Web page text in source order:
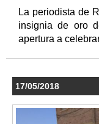
La periodista de
insignia de oro
apertura a
17/05/2018